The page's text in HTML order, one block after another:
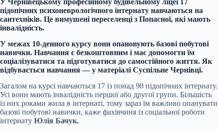
У Чернівецькому професійному будівельному ліцеї 17
підопічних психоневрологічного інтернату навчаються на
сантехніків. Це вимушені переселенці з Попасної, які мають
інвалідність.
У межах 10-денного курсу вони опановують базові побутові
навички. Навчання є безкоштовним і має допомогти їм
соціалізуватися та підготуватися до самостійного життя. Як
відбувається навчання — у матеріалі Суспільне Чернівці.
Загалом на курсі навчаються 17 із понад 90 підопічних інтернату.
Усі вони мають інвалідність першої або другої групи. Більшість
із них роками жила в інтернаті, тому зараз їм важливо опанувати
базові побутові навички, каже фахівчиня із соціальної роботи
інтернату Юлія Бачук.